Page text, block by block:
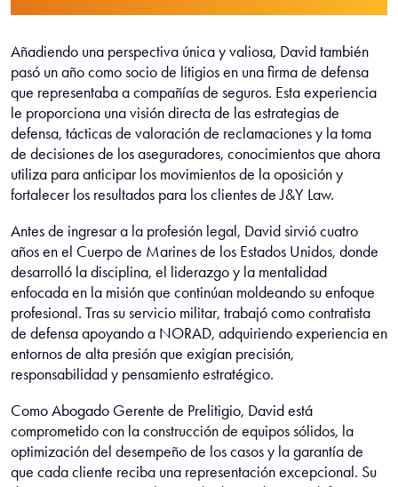
Añadiendo una perspectiva única y valiosa, David también
pasó un año como socio de litigios en una firma de defensa
que representaba a compañías de seguros. Esta experiencia
le proporciona una visión directa de las estrategias de
defensa, tácticas de valoración de reclamaciones y la toma
de decisiones de los aseguradores, conocimientos que ahora
utiliza para anticipar los movimientos de la oposición y
fortalecer los resultados para los clientes de J&Y Law.
Antes de ingresar a la profesión legal, David sirvió cuatro
años en el Cuerpo de Marines de los Estados Unidos, donde
desarrolló la disciplina, el liderazgo y la mentalidad
enfocada en la misión que continúan moldeando su enfoque
profesional. Tras su servicio militar, trabajó como contratista
de defensa apoyando a NORAD, adquiriendo experiencia en
entornos de alta presión que exigían precisión,
responsabilidad y pensamiento estratégico.
Como Abogado Gerente de Prelitigio, David está
comprometido con la construcción de equipos sólidos, la
optimización del desempeño de los casos y la garantía de
que cada cliente reciba una representación excepcional. Su